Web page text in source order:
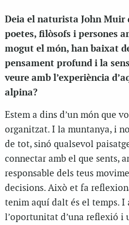
Deia el naturista John Muir
poetes, filòsofs i persones
mogut el món, han baixat
pensament profund i la
veure amb l’experiència
alpina?
Estem a dins d’un món que
organitzat. I la muntanya, i
de tot, sinó qualsevol
connectar amb el que sents,
responsable dels teus
decisions. Això et fa
tenim aquí dalt és el temps. I
l’oportunitat d’una reflexió i